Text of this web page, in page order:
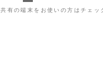
共有の端末をお使いの方はチェッ